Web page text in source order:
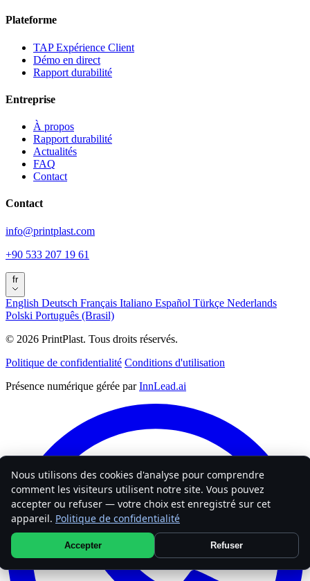
Plateforme
TAP Expérience Client
Démo en direct
Rapport durabilité
Entreprise
À propos
Rapport durabilité
Actualités
FAQ
Contact
Contact
info@printplast.com
+90 533 207 19 61
fr
English Deutsch Français Italiano Español Türkçe Nederlands
Polski Português (Brasil)
© 2026 PrintPlast. Tous droits réservés.
Politique de confidentialité Conditions d'utilisation
Présence numérique gérée parInnLead.ai
Nous utilisons des cookies d'analyse pour comprendre
comment les visiteurs utilisent notre site. Vous pouvez
accepter ou refuser — votre choix est enregistré sur cet
appareil. Politique de confidentialité
Accepter Refuser